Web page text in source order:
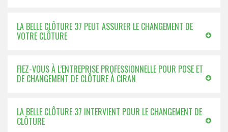
LA BELLE CLÔTURE 37 PEUT ASSURER LE CHANGEMENT DE
VOTRE CLÔTURE
FIEZ-VOUS À L’ENTREPRISE PROFESSIONNELLE POUR POSE ET
DE CHANGEMENT DE CLÔTURE À CIRAN
LA BELLE CLÔTURE 37 INTERVIENT POUR LE CHANGEMENT DE
CLÔTURE